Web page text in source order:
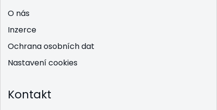
O nás
Inzerce
Ochrana osobních dat
Nastavení cookies
Kontakt